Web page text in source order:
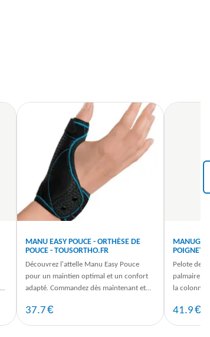
MANU EASY POUCE - ORTHÈSE DE
POUCE - TOUSORTHO.FR
Découvrez l'attelle Manu Easy Pouce
pour un maintien optimal et un confort
adapté. Commandez dès maintenant et
37.7€
MANUGIB
POIGNET-
Pelote de
palmaire,
la colonne
41.9€